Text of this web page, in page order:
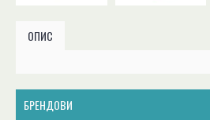
ОПИС
БРЕНДОВИ